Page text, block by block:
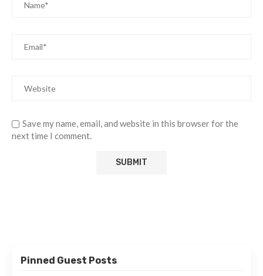
Save my name, email, and website in this browser for the
next time I comment.
Pinned Guest Posts